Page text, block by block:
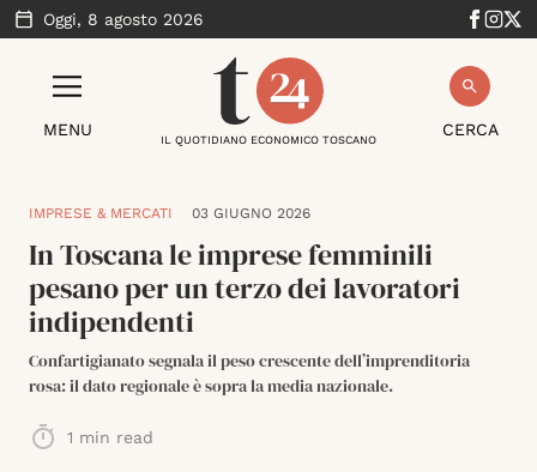
Oggi, 8 agosto 2026
MENU CERCA
IL QUOTIDIANO ECONOMICO TOSCANO
IMPRESE & MERCATI 03 GIUGNO 2026
In Toscana le imprese femminili
pesano per un terzo dei lavoratori
indipendenti
Confartigianato segnala il peso crescente dell’imprenditoria
rosa: il dato regionale è sopra la media nazionale.
1 min read